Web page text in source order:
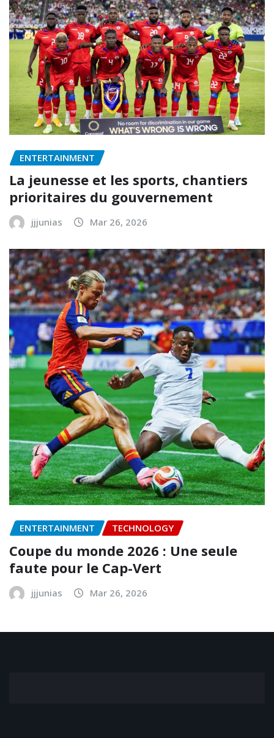
ENTERTAINMENT
La jeunesse et les sports, chantiers
prioritaires du gouvernement
jjjunias Mar 26, 2026
ENTERTAINMENT TECHNOLOGY
Coupe du monde 2026 : Une seule
faute pour le Cap-Vert
jjjunias Mar 26, 2026